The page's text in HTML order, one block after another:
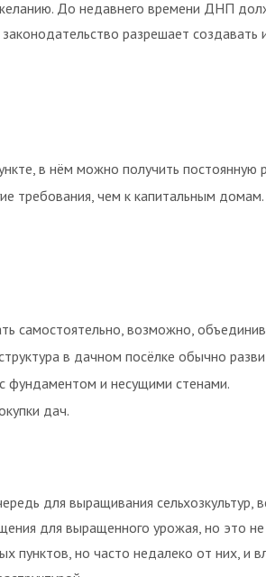
До недавнего времени ДНП
разрешает создавать
в нём можно получить постоянную
требования, чем к капитальным домам.
самостоятельно, возможно,
в дачном посёлке обычно
фундаментом и несущими стенами.
дач.
для выращивания сельхозкультур,
для выращенного урожая, но это
пунктов, но часто недалеко от них, и